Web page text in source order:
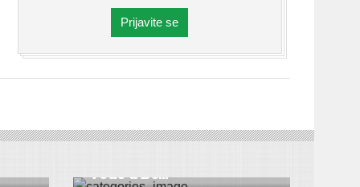
Prijavite se
DRUŠTVO|HRONIKA|BEOČIN|VESTI
vode u Be...